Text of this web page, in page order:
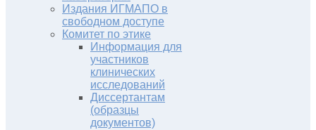
Издания ИГМАПО в
свободном доступе
Комитет по этике
Информация для
участников
клинических
исследований
Диссертантам
(образцы
документов)